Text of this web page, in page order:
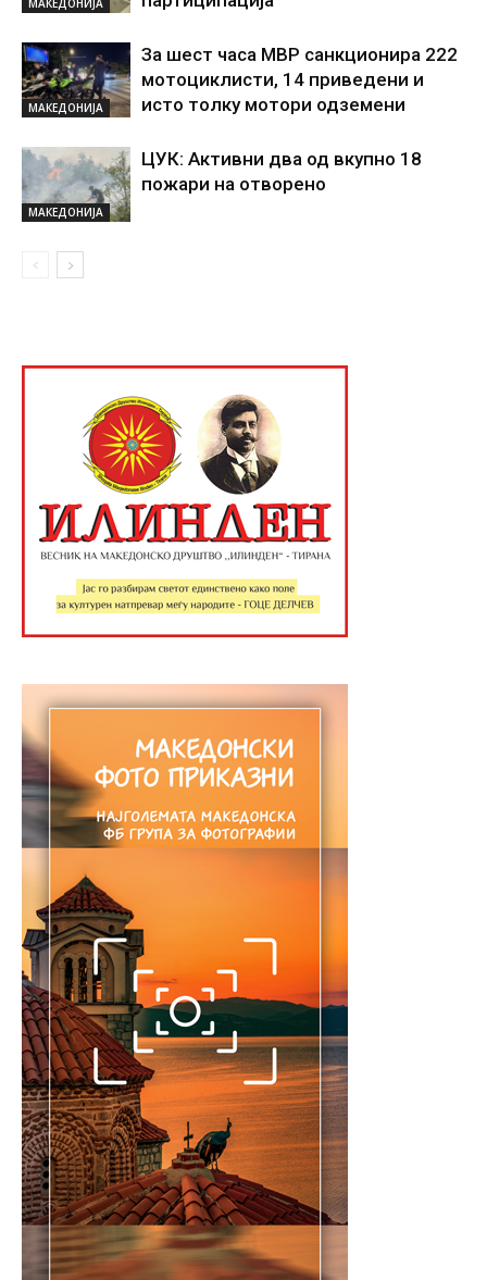
МАКЕДОНИЈА
МАКЕДОНИЈА
За шест часа МВР санкционира 222
мотоциклисти, 14 приведени и
исто толку мотори одземени
МАКЕДОНИЈА
ЦУК: Активни два од вкупно 18
пожари на отворено